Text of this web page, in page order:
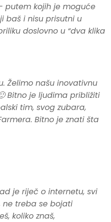
putem kojih je moguće
baš i nisu prisutni u
doslovno u “dva klika
Želimo našu inovativnu
Bitno je ljudima približiti
tim, svog zubara,
Bitno je znati šta
je riječ o internetu, svi
ne treba se bojati
koliko znaš,